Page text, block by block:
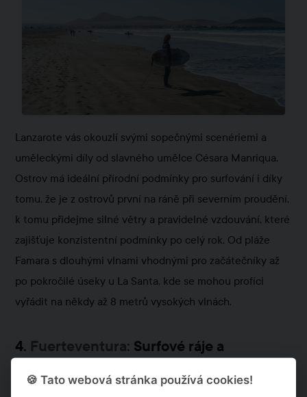
Lanzarote vás okouzlí svými sopečnými scenériemi a
uměleckými díly od slavného umělce Césara Manriqua.
Ostrov má ideální přírodní podmínky pro surfování i díky
tomu, že je z ostrovů první na ráně při severním proudění,
k tomu přidejme silné větry a pravidelné vzdouvání, které
zajišťuje konzistentní podmínky po celý rok. Od pláže
Famara s dlouhými vlnami vhodnými pro začátečníky až
po pokročilé úseky u La Santa, kde se mohou profíci
vyřádit na někdy až 8 metrů vysokých vlnách.
4. Fuerteventura: Surfové ráje a
🍪 Tato webová stránka používá cookies!